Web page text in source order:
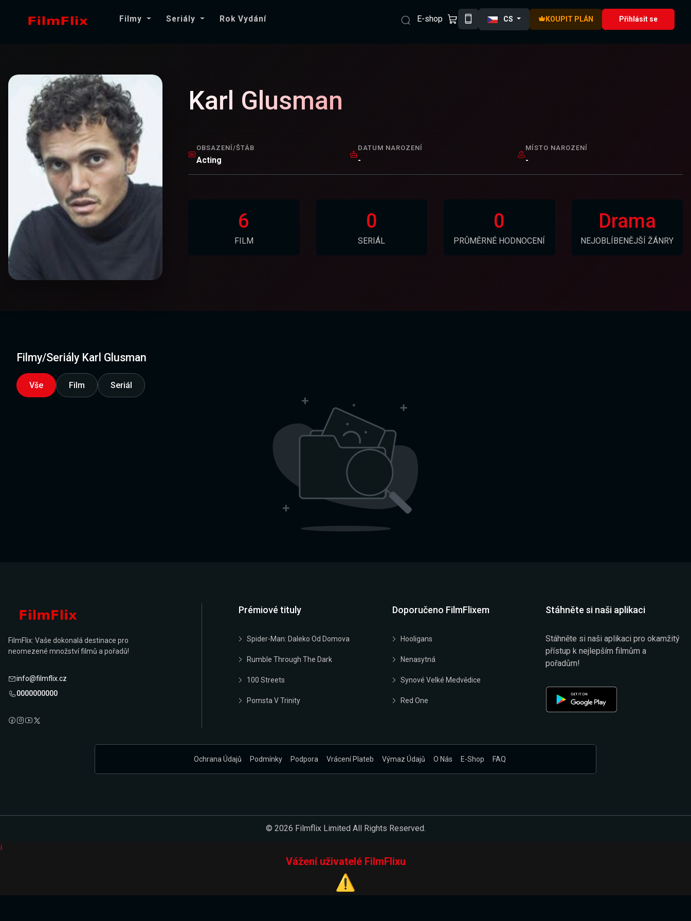
Filmy Seriály Rok Vydání E-shop CS KOUPIT PLÁN Přihlásit se
Karl Glusman
OBSAZENÍ/ŠTÁB
Acting
DATUM NAROZENÍ
-
MÍSTO NAROZENÍ
-
6
FILM
0
SERIÁL
0
PRŮMĚRNÉ HODNOCENÍ
Drama
NEJOBLÍBENĚJŠÍ ŽÁNRY
Filmy/Seriály Karl Glusman
Vše Film Seriál
FilmFlix: Vaše dokonalá destinace pro
neomezené množství filmů a pořadů!
info@filmflix.cz
0000000000
Prémiové tituly
Spider-Man: Daleko Od Domova
Rumble Through The Dark
100 Streets
Pomsta V Trinity
Doporučeno FilmFlixem
Hooligans
Nenasytná
Synové Velké Medvědice
Red One
Stáhněte si naši aplikaci
Stáhněte si naši aplikaci pro okamžitý
přístup k nejlepším filmům a
pořadům!
Ochrana Údajů Podmínky Podpora Vrácení Plateb Výmaz Údajů O Nás E-Shop FAQ
© 2026 Filmflix Limited All Rights Reserved.
i
Vážení uživatelé FilmFlixu
⚠️